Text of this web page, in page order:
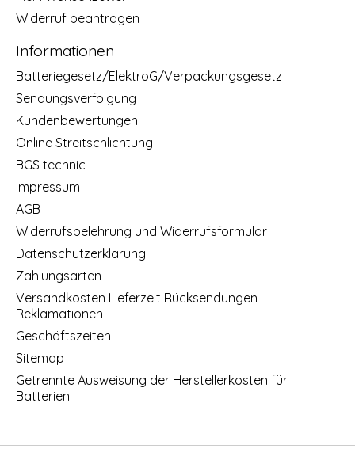
Widerruf beantragen
Informationen
Batteriegesetz/ElektroG/Verpackungsgesetz
Sendungsverfolgung
Kundenbewertungen
Online Streitschlichtung
BGS technic
Impressum
AGB
Widerrufsbelehrung und Widerrufsformular
Datenschutzerklärung
Zahlungsarten
Versandkosten Lieferzeit Rücksendungen
Reklamationen
Geschäftszeiten
Sitemap
Getrennte Ausweisung der Herstellerkosten für
Batterien